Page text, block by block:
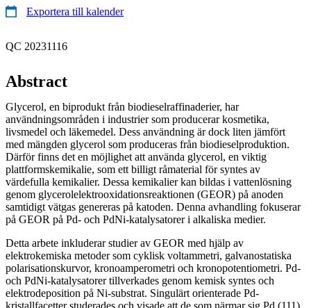
Exportera till kalender
QC 20231116
Abstract
Glycerol, en biprodukt från biodieselraffinaderier, har
användningsområden i industrier som producerar kosmetika,
livsmedel och läkemedel. Dess användning är dock liten jämfört
med mängden glycerol som produceras från biodieselproduktion.
Därför finns det en möjlighet att använda glycerol, en viktig
plattformskemikalie, som ett billigt råmaterial för syntes av
värdefulla kemikalier. Dessa kemikalier kan bildas i vattenlösning
genom glycerolelektrooxidationsreaktionen (GEOR) på anoden
samtidigt vätgas genereras på katoden. Denna avhandling fokuserar
på GEOR på Pd- och PdNi-katalysatorer i alkaliska medier.
Detta arbete inkluderar studier av GEOR med hjälp av
elektrokemiska metoder som cyklisk voltammetri, galvanostatiska
polarisationskurvor, kronoamperometri och kronopotentiometri. Pd-
och PdNi-katalysatorer tillverkades genom kemisk syntes och
elektrodeposition på Ni-substrat. Singulärt orienterade Pd-
kristallfacetter studerades och visade att de som närmar sig Pd (111)